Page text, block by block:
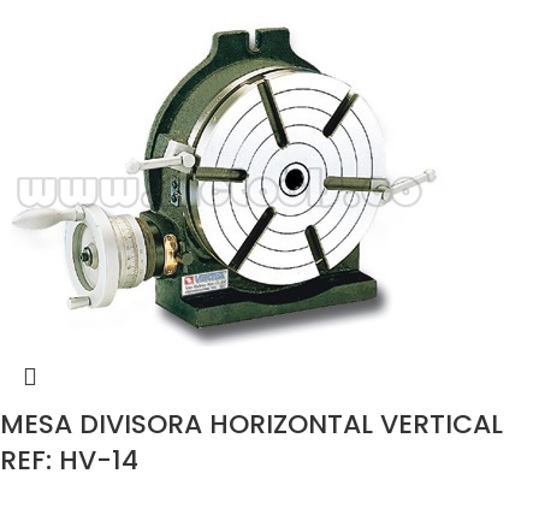
MESA DIVISORA HORIZONTAL VERTICAL
REF: HV-14